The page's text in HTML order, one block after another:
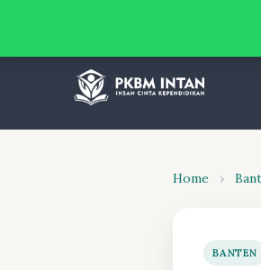
Home ›
BANTEN